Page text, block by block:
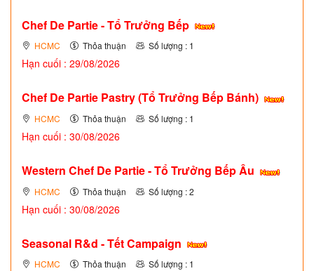
Chef De Partie - Tổ Trưởng Bếp
HCMC Thỏa thuận Số lượng : 1
Hạn cuối : 29/08/2026
Chef De Partie Pastry (Tổ Trưởng Bếp Bánh)
HCMC Thỏa thuận Số lượng : 1
Hạn cuối : 30/08/2026
Western Chef De Partie - Tổ Trưởng Bếp Âu
HCMC Thỏa thuận Số lượng : 2
Hạn cuối : 30/08/2026
Seasonal R&d - Tết Campaign
HCMC Thỏa thuận Số lượng : 1